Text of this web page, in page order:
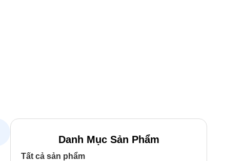
Danh Mục Sản Phẩm
Tất cả sản phẩm